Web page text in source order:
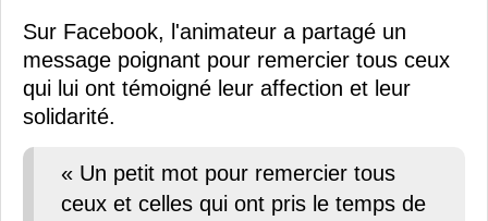
Sur Facebook, l'animateur a partagé un
message poignant pour remercier tous ceux
qui lui ont témoigné leur affection et leur
solidarité.
« Un petit mot pour remercier tous
ceux et celles qui ont pris le temps de